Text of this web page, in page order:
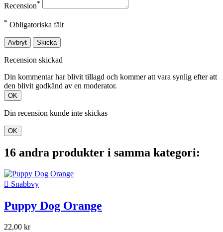
Recension*
* Obligatoriska fält
Avbryt Skicka
Recension skickad
Din kommentar har blivit tillagd och kommer att vara synlig efter att
den blivit godkänd av en moderator.
OK
Din recension kunde inte skickas
OK
16 andra produkter i samma kategori:
 Snabbvy
Puppy Dog Orange
22,00 kr